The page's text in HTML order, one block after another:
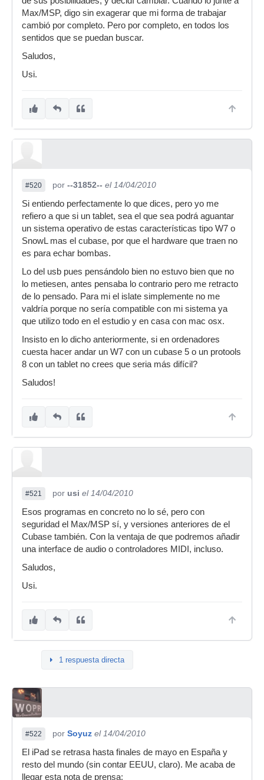
Max/MSP, digo sin exagerar que mi forma de trabajar
cambió por completo. Pero por completo, en todos los
sentidos que se puedan buscar.
Saludos,
Usi.
#520 por --31852-- el 14/04/2010
Si entiendo perfectamente lo que dices, pero yo me
refiero a que si un tablet, sea el que sea podrá aguantar
un sistema operativo de estas características tipo W7 o
SnowL mas el cubase, por que el hardware que traen no
es para echar bombas.
Lo del usb pues pensándolo bien no estuvo bien que no
lo metiesen, antes pensaba lo contrario pero me retracto
de lo pensado. Para mi el islate simplemente no me
valdría porque no sería compatible con mi sistema ya
que utilizo todo en el estudio y en casa con mac osx.
Insisto en lo dicho anteriormente, si en ordenadores
cuesta hacer andar un W7 con un cubase 5 o un protools
8 con un tablet no crees que seria más difícil?
Saludos!
#521 por usi el 14/04/2010
Esos programas en concreto no lo sé, pero con
seguridad el Max/MSP sí, y versiones anteriores de el
Cubase también. Con la ventaja de que podremos añadir
una interface de audio o controladores MIDI, incluso.
Saludos,
Usi.
1 respuesta directa
#522 por Soyuz el 14/04/2010
El iPad se retrasa hasta finales de mayo en España y
resto del mundo (sin contar EEUU, claro). Me acaba de
llegar esta nota de prensa: